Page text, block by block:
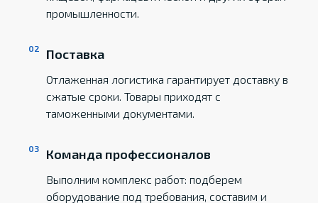
промышленности.
Поставка
Отлаженная логистика гарантирует доставку в
сжатые сроки. Товары приходят с
таможенными документами.
Команда профессионалов
Выполним комплекс работ: подберем
оборудование под требования, составим и